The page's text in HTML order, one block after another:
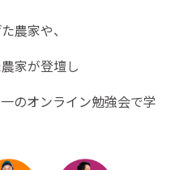
農家や、
家が登壇し
のオンライン勉強会で学